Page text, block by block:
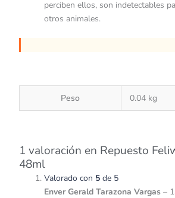
perciben ellos, son indetectables
otros animales.
Peso 0.04 kg
1 valoración en Repuesto
48ml
Valorado con 5 de 5
Enver Gerald Tarazona Vargas –